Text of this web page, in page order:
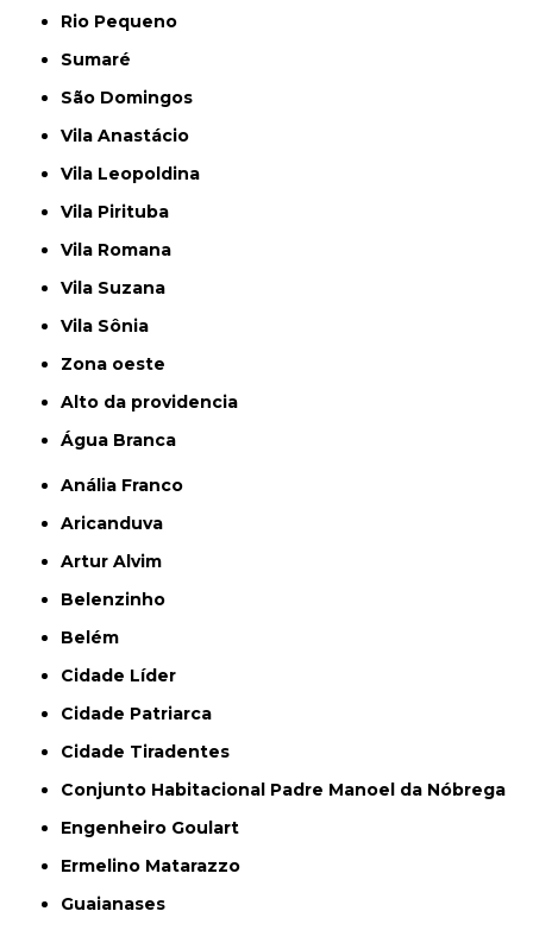
Rio Pequeno
Sumaré
São Domingos
Vila Anastácio
Vila Leopoldina
Vila Pirituba
Vila Romana
Vila Suzana
Vila Sônia
Zona oeste
alto da providencia
Água Branca
Anália Franco
Aricanduva
Artur Alvim
Belenzinho
Belém
Cidade Líder
Cidade Patriarca
Cidade Tiradentes
Conjunto Habitacional Padre Manoel da Nóbrega
Engenheiro Goulart
Ermelino Matarazzo
Guaianases